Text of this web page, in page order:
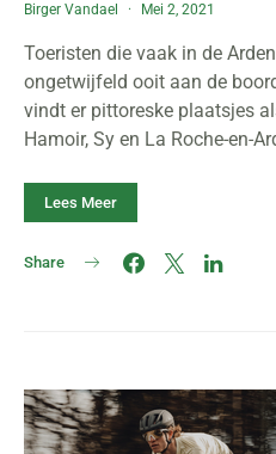
Birger Vandael Mei 2, 2021
Toeristen die vaak in de
ongetwijfeld ooit aan de
vindt er pittoreske plaatsjes
Hamoir, Sy en La Roche-en-
Lees Meer
Share